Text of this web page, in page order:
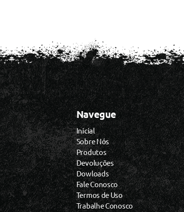
Navegue
Inicial
Sobre Nós
Produtos
Devoluções
Dowloads
Fale Conosco
Termos de Uso
Trabalhe Conosco